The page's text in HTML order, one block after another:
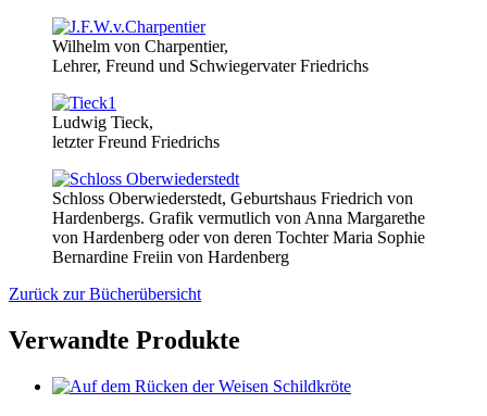
Wilhelm von Charpentier,
Lehrer, Freund und Schwiegervater Friedrichs
Ludwig Tieck,
letzter Freund Friedrichs
Schloss Oberwiederstedt, Geburtshaus Friedrich von
Hardenbergs. Grafik vermutlich von Anna Margarethe
von Hardenberg oder von deren Tochter Maria Sophie
Bernardine Freiin von Hardenberg
Zurück zur Bücherübersicht
Verwandte Produkte